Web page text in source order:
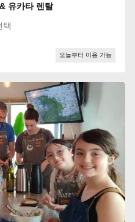
유카타 렌탈
택
오늘부터 이용 가능